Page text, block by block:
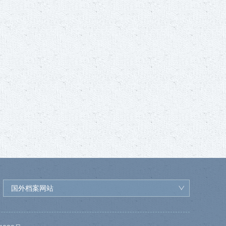
国外档案网站